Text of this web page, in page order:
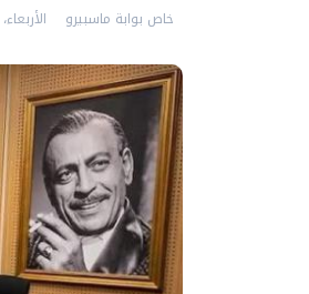
خاص بوابة ماسبيرو الأربعاء، 03 يونيه 2026 11:43 ص